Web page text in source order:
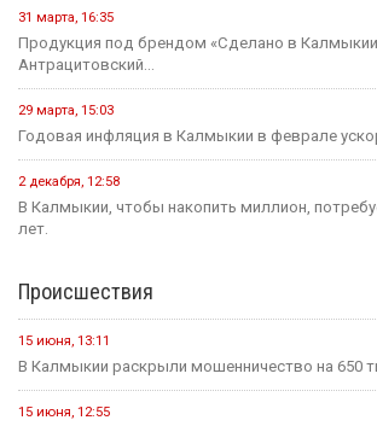
31 марта, 16:35
Продукция под брендом «Сделано в
Антрацитовский...
29 марта, 15:03
Годовая инфляция в Калмыкии в феврале
2 декабря, 12:58
В Калмыкии, чтобы накопить миллион,
лет.
Происшествия
15 июня, 13:11
В Калмыкии раскрыли мошенничество на 650
15 июня, 12:55